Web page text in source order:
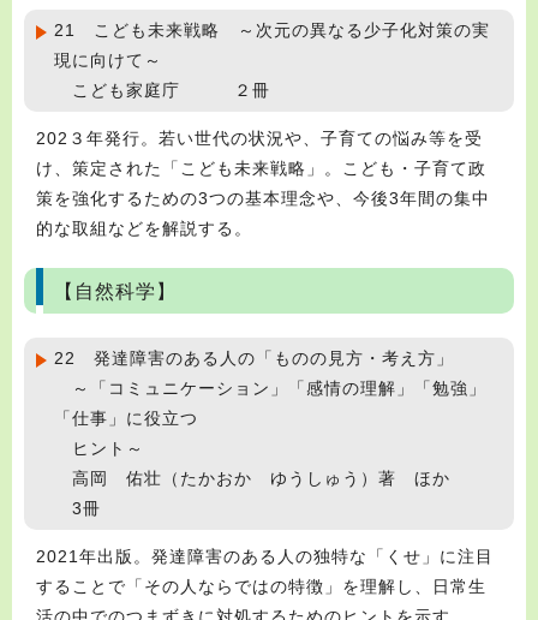
21 こども未来戦略 ～次元の異なる少子化対策の実
現に向けて～
こども家庭庁 ２冊
202３年発行。若い世代の状況や、子育ての悩み等を受
け、策定された「こども未来戦略」。こども・子育て政
策を強化するための3つの基本理念や、今後3年間の集中
的な取組などを解説する。
【自然科学】
22 発達障害のある人の「ものの見方・考え方」
～「コミュニケーション」「感情の理解」「勉強」
「仕事」に役立つ
ヒント～
高岡 佑壮（たかおか ゆうしゅう）著 ほか
3冊
2021年出版。発達障害のある人の独特な「くせ」に注目
することで「その人ならではの特徴」を理解し、日常生